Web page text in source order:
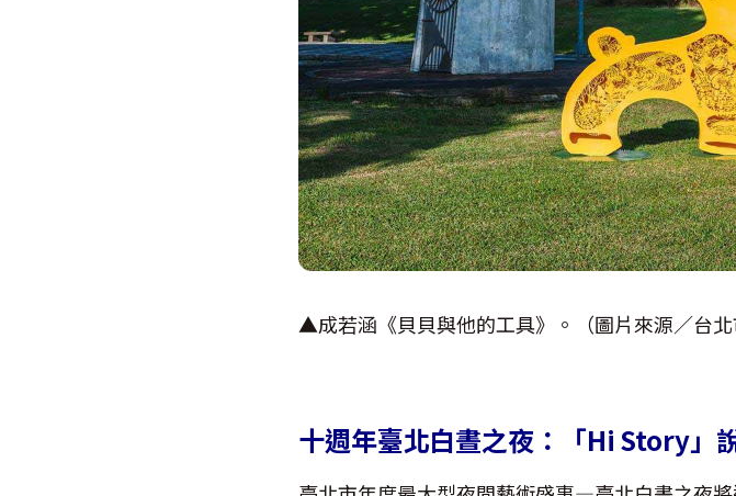
▲成若涵《貝貝與他的工具》。（圖片來源／台北
十週年臺北白晝之夜：「Hi Story」